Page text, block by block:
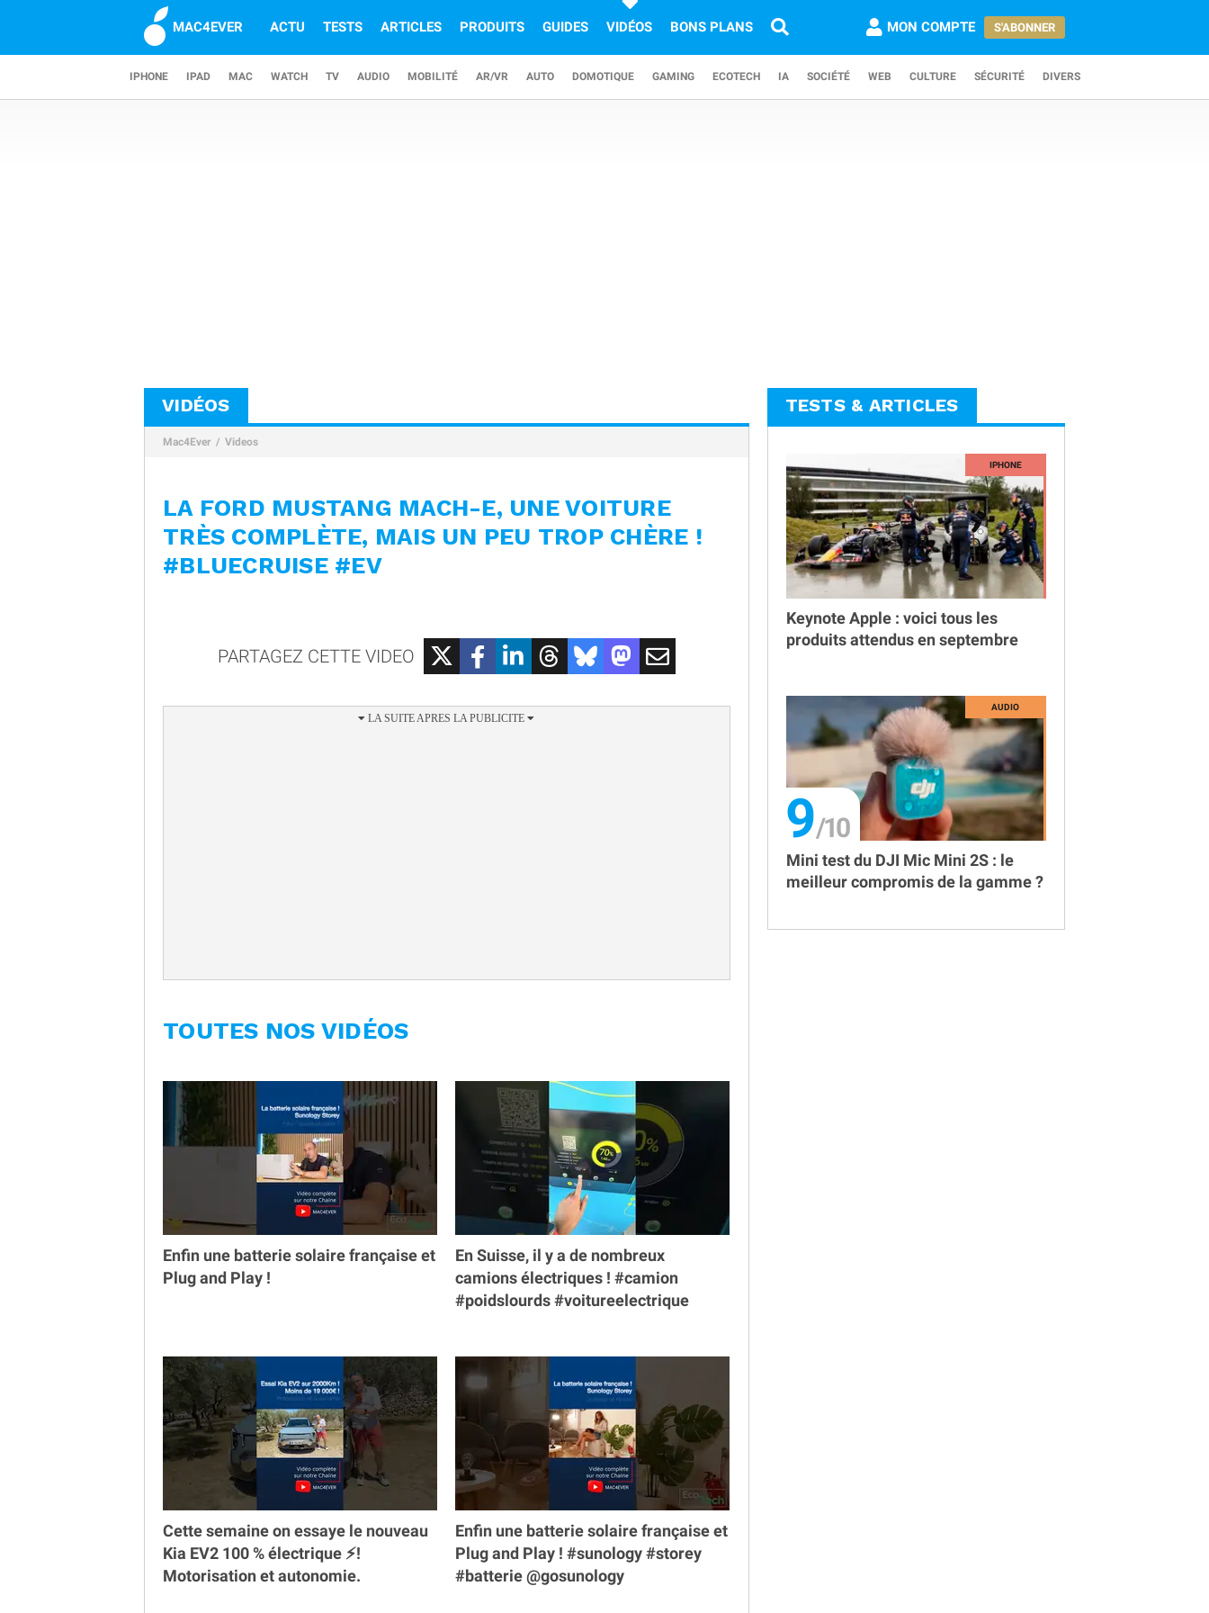
MAC4EVER ACTU TESTS ARTICLES PRODUITS GUIDES VIDÉOS BONS PLANS MON COMPTE S'ABONNER
IPHONE IPAD MAC WATCH TV AUDIO MOBILITÉ AR/VR AUTO DOMOTIQUE GAMING ECOTECH IA SOCIÉTÉ WEB CULTURE SÉCURITÉ DIVERS
VIDÉOS
Mac4Ever Videos
LA FORD MUSTANG MACH-E, UNE VOITURE
TRÈS COMPLÈTE, MAIS UN PEU TROP CHÈRE !
#BLUECRUISE #EV
PARTAGEZ CETTE VIDEO
TOUTES NOS VIDÉOS
Enfin une batterie solaire française et
Plug and Play !
En Suisse, il y a de nombreux
camions électriques ! #camion
#poidslourds #voitureelectrique
Cette semaine on essaye le nouveau
Kia EV2 100 % électrique ⚡️!
Motorisation et autonomie.
Enfin une batterie solaire française et
Plug and Play ! #sunology #storey
#batterie @gosunology
TESTS & ARTICLES
Keynote Apple : voici tous les
produits attendus en septembre
9
Mini test du DJI Mic Mini 2S : le
meilleur compromis de la gamme ?